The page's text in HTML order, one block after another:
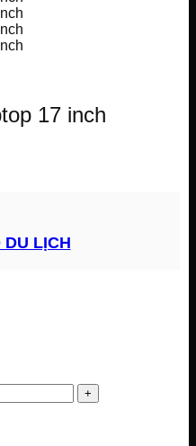
DU LỊCH
17 inch